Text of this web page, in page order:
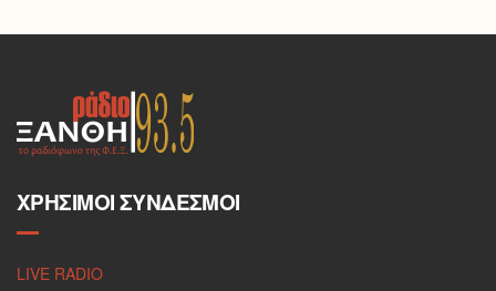
ΧΡΉΣΙΜΟΙ ΣΎΝΔΕΣΜΟΙ
LIVE RADIO